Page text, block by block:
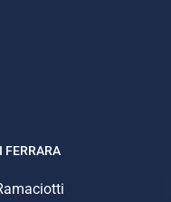
FERRARA